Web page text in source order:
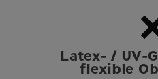
Latex- / UV-
flexible